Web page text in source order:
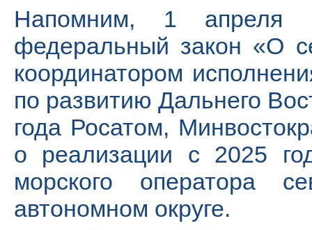
Напомним, 1 апреля
федеральный закон «О
координатором
по развитию Дальнего
года Росатом,
о реализации с 2025
морского оператора
автономном округе.